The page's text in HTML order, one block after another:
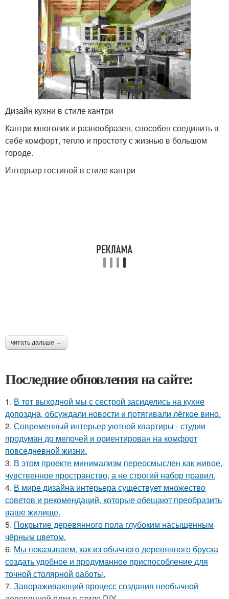
Дизайн кухни в стиле кантри
Кантри многолик и разнообразен, способен соединить в
себе комфорт, тепло и простоту с жизнью в большом
городе.
Интерьер гостиной в стиле кантри
читать дальше →
Последние обновления на сайте:
1. В тот выходной мы с сестрой засиделись на кухне
допоздна, обсуждали новости и потягивали лёгкое вино.
2. Современный интерьер уютной квартиры - студии
продуман до мелочей и ориентирован на комфорт
повседневной жизни.
3. В этом проекте минимализм переосмыслен как живое,
чувственное пространство, а не строгий набор правил.
4. В мире дизайна интерьера существует множество
советов и рекомендаций, которые обещают преобразить
ваше жилище.
5. Покрытие деревянного пола глубоким насыщенным
чёрным цветом.
6. Мы показываем, как из обычного деревянного бруска
создать удобное и продуманное приспособление для
точной столярной работы.
7. Завораживающий процесс создания необычной